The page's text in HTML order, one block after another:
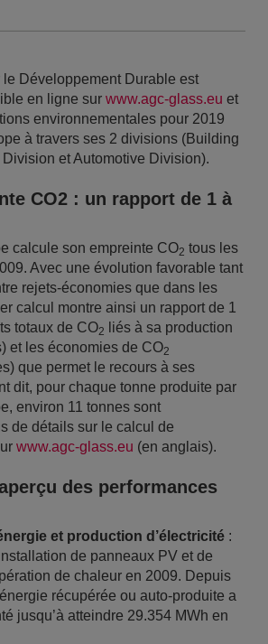
le Développement Durable est
en ligne sur www.agc-glass.eu et
environnementales pour 2019
à travers ses 2 divisions (Building
et Automotive Division).
CO2 : un rapport de 1 à
calcule son empreinte CO2 tous les
Avec une évolution favorable tant
rejets-économies que dans les
calcul montre ainsi un rapport de 1
totaux de CO2
liés à sa production
et les économies de CO2
que permet le recours à ses
dit, pour chaque tonne produite par
environ 11 tonnes sont
de détails sur le calcul de
www.agc-glass.eu (en anglais).
des performances
et production d’électricité :
de panneaux PV et de
de chaleur en 2009. Depuis
récupérée ou auto-produite a
jusqu’à atteindre 29.354 MWh en